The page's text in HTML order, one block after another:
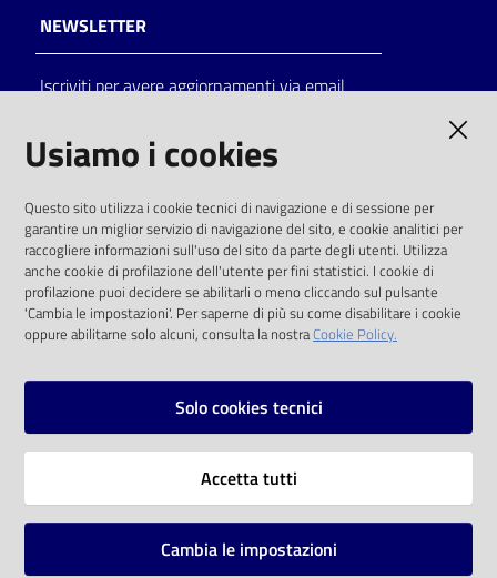
on line
Eventi
Chiedi al
bibliotecario
Avvisi
NEWSLETTER
Iscriviti per avere aggiornamenti via email
solo alle condizioni previste dalla direttiva
comunitaria 2003/98/CE e dal d.lgs. 36/2006
SOCIAL
Instagram
Vai alla pagina
Usiamo i cookies
Questo sito utilizza i cookie tecnici di navigazione e di sessione per
garantire un miglior servizio di navigazione del sito, e cookie analitici per
raccogliere informazioni sull'uso del sito da parte degli utenti. Utilizza
anche cookie di profilazione dell'utente per fini statistici. I cookie di
profilazione puoi decidere se abilitarli o meno cliccando sul pulsante
'Cambia le impostazioni'. Per saperne di più su come disabilitare i cookie
oppure abilitarne solo alcuni, consulta la nostraCookie Policy.
Solo cookies tecnici
Accetta tutti
Cambia le impostazioni